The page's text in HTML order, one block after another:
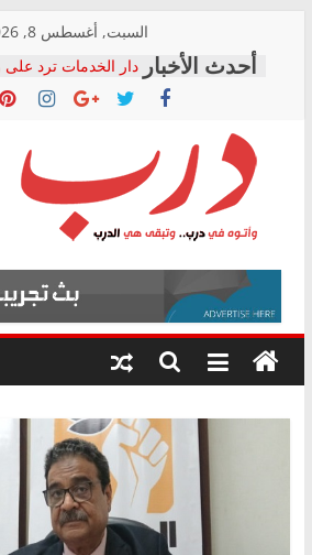
content
السبت, أغسطس 8, 2026
دار الخدمات ترد على
بعد مؤتمره الصحفي:
معاناة أصحاب
فرحات سليمان
أين؟
حزب التحالف الشعبي
في الصحة”
ودعم المرضى
الوزاري لمدينة
إنشاء المبنى الإداري
المجلس القومي
متابعة قضية الدكتور
قرينة البراءة
درب
وأتوه
درب..
وتبقى
هي